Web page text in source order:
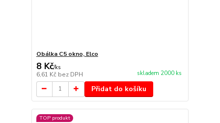
Obálka C5 okno, Elco
8 Kč/ks
6,61 Kč bez DPH skladem 2000 ks
Přidat do košíku
TOP produkt